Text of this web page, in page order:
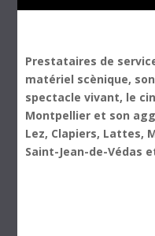
Prestataires de
matériel scènique,
spectacle vivant, le
Montpellier et son
Lez, Clapiers, Lattes,
Saint-Jean-de-Védas